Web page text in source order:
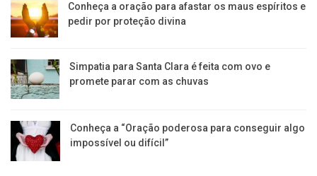
Conheça a oração para afastar os maus espíritos e
pedir por proteção divina
Simpatia para Santa Clara é feita com ovo e
promete parar com as chuvas
Conheça a “Oração poderosa para conseguir algo
impossível ou difícil”